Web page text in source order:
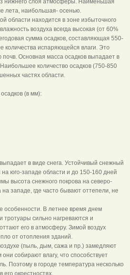
нижнего слоя атмосферы. Наименьшая
лета, наибольшая- осенью.
области находится в зоне избыточного
воздуха всегда высокая (от 60%
сумма осадков, составляющая 550-
испаряющейся влаги. Это
почв. Основная масса осадков выпадает в
количество осадков (750-850
частях области.
(в мм):
в виде снега. Устойчивый снежный
юго-западе области и до 150-160 дней
высота снежного покрова на северо-
на западе, где часто бывают оттепели, не
особенности. В летнее время днем
сильно нагреваются и
его в атмосферу. Зимой воздух
от отопления зданий.
(пыль, дым, сажа и пр.) замедляют
собирают влагу, что способствует
Поэтому в городе температура несколько
окрестностях.